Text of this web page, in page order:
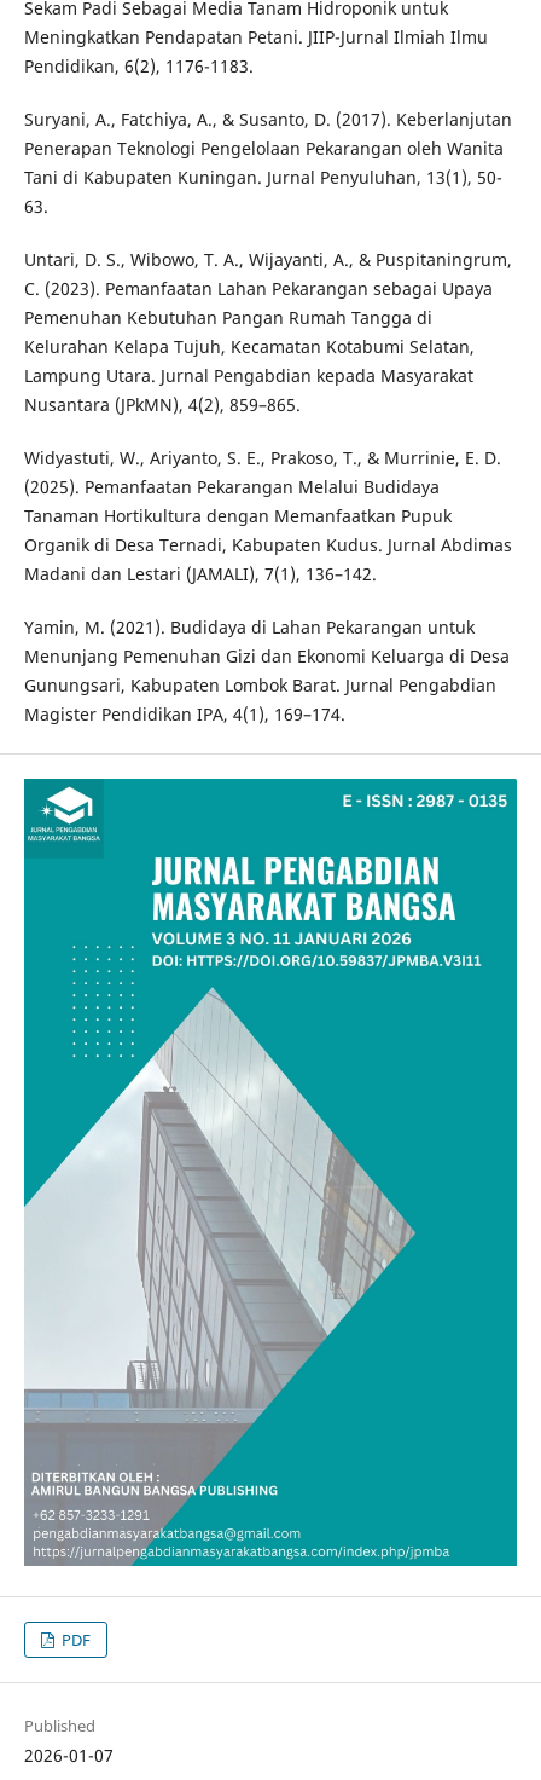
Sekam Padi Sebagai Media Tanam Hidroponik untuk
Meningkatkan Pendapatan Petani. JIIP-Jurnal Ilmiah Ilmu
Pendidikan, 6(2), 1176-1183.
Suryani, A., Fatchiya, A., & Susanto, D. (2017). Keberlanjutan
Penerapan Teknologi Pengelolaan Pekarangan oleh Wanita
Tani di Kabupaten Kuningan. Jurnal Penyuluhan, 13(1), 50-
63.
Untari, D. S., Wibowo, T. A., Wijayanti, A., & Puspitaningrum,
C. (2023). Pemanfaatan Lahan Pekarangan sebagai Upaya
Pemenuhan Kebutuhan Pangan Rumah Tangga di
Kelurahan Kelapa Tujuh, Kecamatan Kotabumi Selatan,
Lampung Utara. Jurnal Pengabdian kepada Masyarakat
Nusantara (JPkMN), 4(2), 859–865.
Widyastuti, W., Ariyanto, S. E., Prakoso, T., & Murrinie, E. D.
(2025). Pemanfaatan Pekarangan Melalui Budidaya
Tanaman Hortikultura dengan Memanfaatkan Pupuk
Organik di Desa Ternadi, Kabupaten Kudus. Jurnal Abdimas
Madani dan Lestari (JAMALI), 7(1), 136–142.
Yamin, M. (2021). Budidaya di Lahan Pekarangan untuk
Menunjang Pemenuhan Gizi dan Ekonomi Keluarga di Desa
Gunungsari, Kabupaten Lombok Barat. Jurnal Pengabdian
Magister Pendidikan IPA, 4(1), 169–174.
PDF
Published
2026-01-07